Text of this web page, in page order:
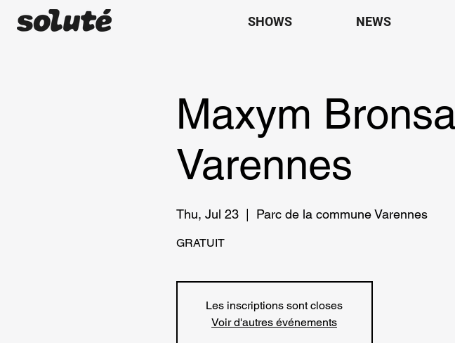
SHOWS NEWS
Maxym
Varennes
Thu, Jul 23
  |
Parc de la commune Varennes
GRATUIT
Les inscriptions sont closes
Voir d'autres événements